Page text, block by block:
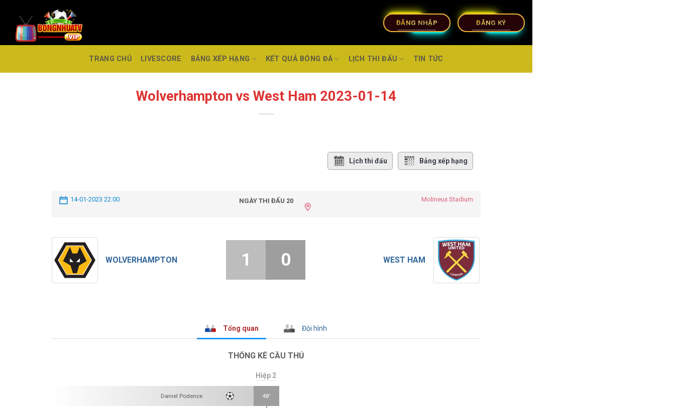
ĐĂNG NHẬP ĐĂNG KÝ
TRANG CHỦ LIVESCORE BẢNG XẾP HẠNG KẾT QUẢ BÓNG ĐÁ LỊCH THI ĐẤU TIN TỨC
Wolverhampton vs West Ham 2023-01-14
Lịch thi đấu Bảng xếp hạng
14-01-2023 22:00 NGÀY THI ĐẤU 20 Molineux Stadium
WOLVERHAMPTON WEST HAM
1 0
Tổng quan Đội hình
THỐNG KÊ CẦU THỦ
Hiệp 2
Daniel Podence 48'